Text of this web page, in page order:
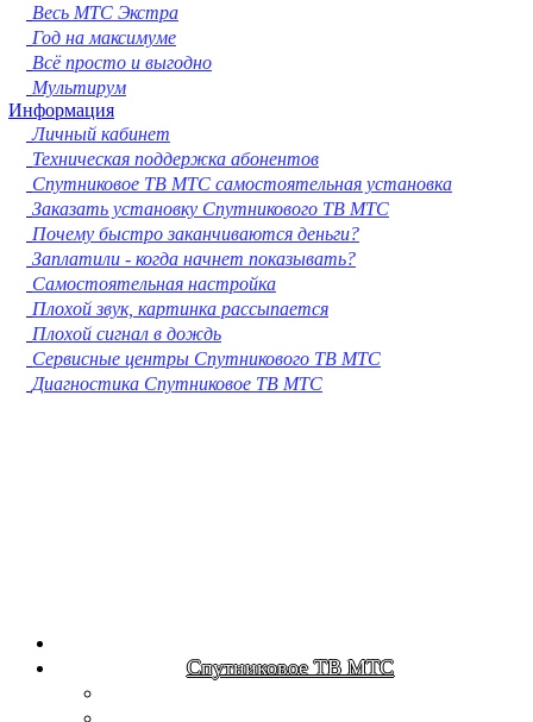
Якутск
Владикавказ
Подольск
Грозный
Мурманск
Тамбов
Стерлитамак
Петрозаводск
Кострома
Нижневартовск
Новороссийск
Йошкар-Ола
Химки
Таганрог
Комсомольск-на-Амуре
Сыктывкар
Великий Новгород
Старый Оскол
Весь МТС Экстра
Год на максимуме
Всё просто и выгодно
Мультирум
Информация
Личный кабинет
Техническая поддержка абонентов
Спутниковое ТВ МТС самостоятельная установка
Заказать установку Спутникового ТВ МТС
Почему быстро заканчиваются деньги?
Заплатили - когда начнет показывать?
Самостоятельная настройка
Плохой звук, картинка рассыпается
Плохой сигнал в дождь
Сервисные центры Спутникового ТВ МТС
Диагностика Спутниковое ТВ МТС
Спутниковое ТВ МТС